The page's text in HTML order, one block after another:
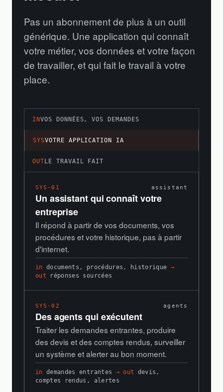
Pas un abonnement de plus à un outil
générique. Une application qui connaît
votre métier, vos données et votre façon
de travailler, et qui fait le travail à votre
place.
INVOS DONNÉES, VOS DEMANDES
SYSVOTRE APPLICATION IA
OUT LE TRAVAIL FAIT
SYS-01 assistant
Un assistant qui connaît votre
entreprise
Il répond à partir de vos documents, vos
procédures et votre historique, pas à partir
d'internet.
in documents, procédures, historique →
out réponses sourcées
SYS-02 agents
Des agents qui exécutent
Traiter les demandes entrantes, produire
des devis et des comptes rendus, surveiller
un système et alerter au bon moment.
in demandes entrantes → out devis,
comptes rendus, alertes